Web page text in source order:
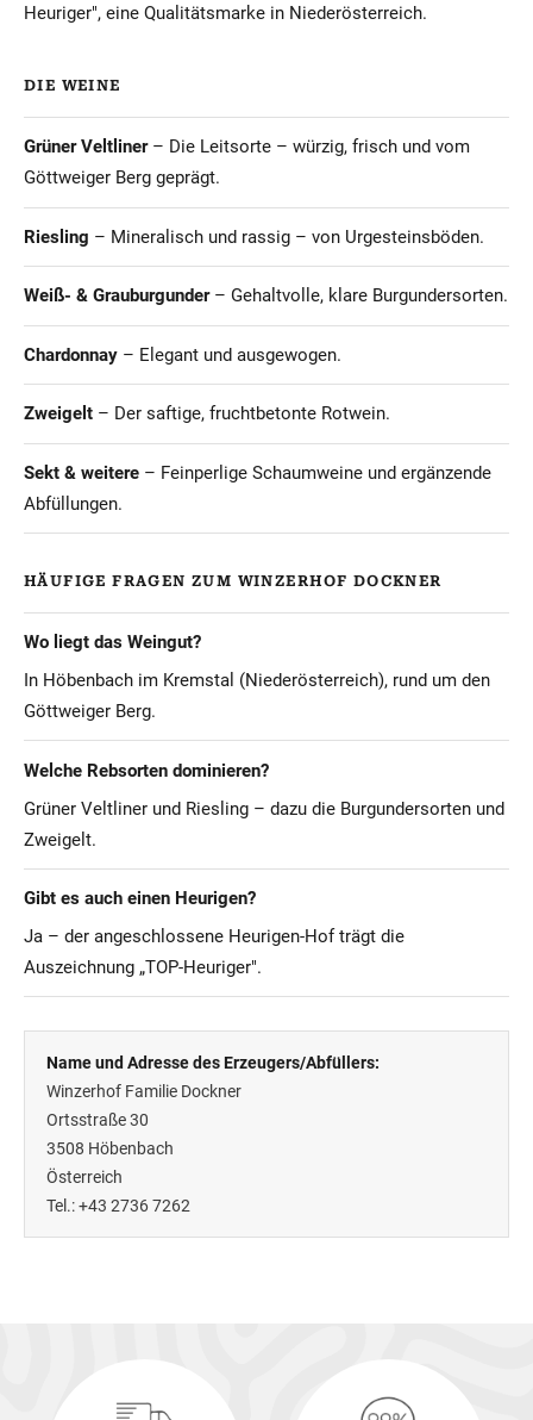
Heuriger", eine Qualitätsmarke in Niederösterreich.
DIE WEINE
Grüner Veltliner– Die Leitsorte – würzig, frisch und vom
Göttweiger Berg geprägt.
Riesling – Mineralisch und rassig – von Urgesteinsböden.
Weiß- & Grauburgunder– Gehaltvolle, klare Burgundersorten.
Chardonnay – Elegant und ausgewogen.
Zweigelt – Der saftige, fruchtbetonte Rotwein.
Sekt & weitere – Feinperlige Schaumweine und ergänzende
Abfüllungen.
HÄUFIGE FRAGEN ZUM WINZERHOF DOCKNER
Wo liegt das Weingut?
In Höbenbach im Kremstal (Niederösterreich), rund um den
Göttweiger Berg.
Welche Rebsorten dominieren?
Grüner Veltliner und Riesling – dazu die Burgundersorten und
Zweigelt.
Gibt es auch einen Heurigen?
Ja – der angeschlossene Heurigen-Hof trägt die
Auszeichnung „TOP-Heuriger".
Name und Adresse des Erzeugers/Abfüllers:
Winzerhof Familie Dockner
Ortsstraße 30
3508 Höbenbach
Österreich
Tel.: +43 2736 7262